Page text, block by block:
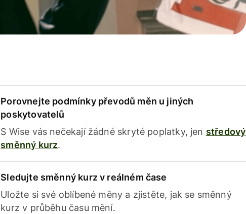
Porovnejte podmínky převodů měn u jiných
poskytovatelů
S Wise vás nečekají žádné skryté poplatky, jen středový
směnný kurz.
Sledujte směnný kurz v reálném čase
Uložte si své oblíbené měny a zjistěte, jak se směnný
kurz v průběhu času mění.